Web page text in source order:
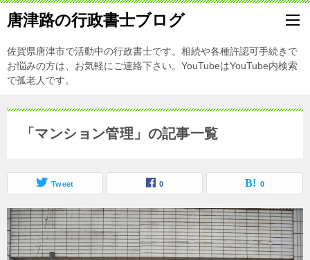
唐津路の行政書士ブログ
佐賀県唐津市で活動中の行政書士です。相続や各種許認可手続きで
お悩みの方は、お気軽にご連絡下さい。YouTubeはYouTube内検索
で孤老人です。
「マンション管理」の記事一覧
Tweet 0 0